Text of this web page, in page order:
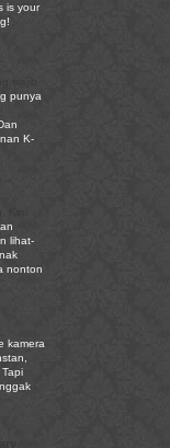
is your
punya
K-
lihat-
nonton
kamera